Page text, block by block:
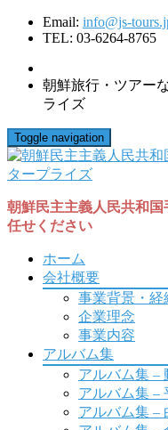
Email: info@js-
TEL: 03-6264-8765
朝鮮旅行・ツアー
ライズ
Toggle navigation
朝鮮民主主義人民共和国
任せください
ホーム
会社概要
事業背景・経
企業理念
事業内容
アルバム集
アルバム集 –
アルバム集 –
アルバム集 –